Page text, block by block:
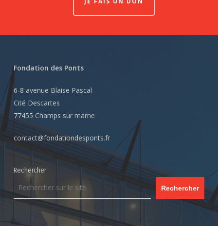
Fondation des Ponts
6-8 avenue Blaise Pascal
Cité Descartes
77455 Champs sur marne
contact@fondationdesponts.fr
Rechercher
Rechercher